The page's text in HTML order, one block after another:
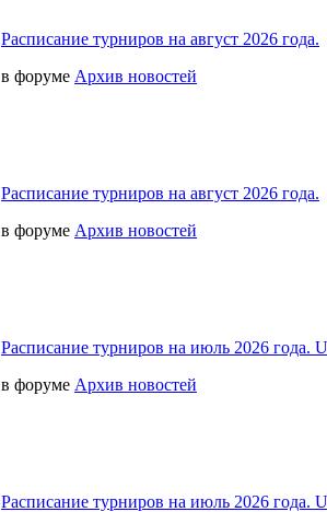
Расписание турниров на август 2026 года.
в форуме Архив новостей
Расписание турниров на август 2026 года.
в форуме Архив новостей
Расписание турниров на июль 2026 года.
в форуме Архив новостей
Расписание турниров на июль 2026 года.